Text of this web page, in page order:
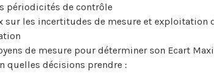
périodicités de contrôle
sur les incertitudes de mesure et exploitation
de mesure pour déterminer son Ecart
quelles décisions prendre :